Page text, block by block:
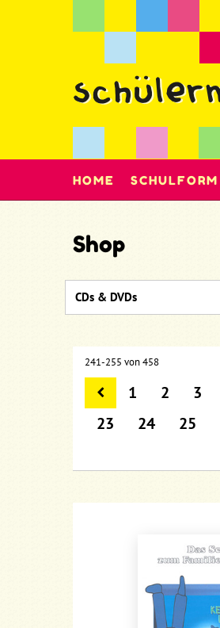
HOME SCHULFORM
Shop
CDs & DVDs
241-255 von 458
1 2 3
23
24 25